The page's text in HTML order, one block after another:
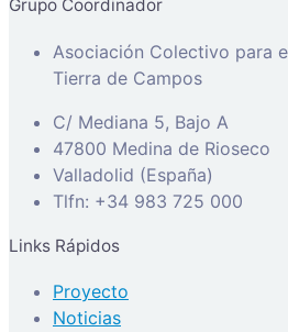
Grupo Coordinador
Asociación Colectivo para
Tierra de Campos
C/ Mediana 5, Bajo A
47800 Medina de Rioseco
Valladolid (España)
Tlfn: +34 983 725 000
Links Rápidos
Proyecto
Noticias